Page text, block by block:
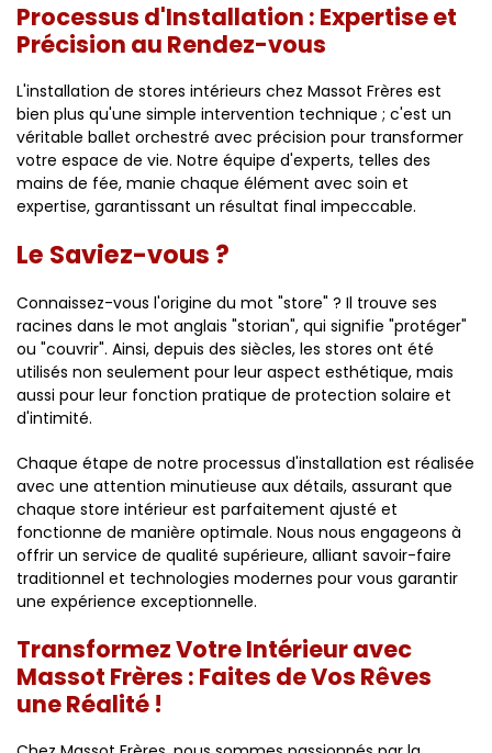
Processus d'Installation : Expertise et
Précision au Rendez-vous
L'installation de stores intérieurs chez Massot Frères est
bien plus qu'une simple intervention technique ; c'est un
véritable ballet orchestré avec précision pour transformer
votre espace de vie. Notre équipe d'experts, telles des
mains de fée, manie chaque élément avec soin et
expertise, garantissant un résultat final impeccable.
Le Saviez-vous ?
Connaissez-vous l'origine du mot "store" ? Il trouve ses
racines dans le mot anglais "storian", qui signifie "protéger"
ou "couvrir". Ainsi, depuis des siècles, les stores ont été
utilisés non seulement pour leur aspect esthétique, mais
aussi pour leur fonction pratique de protection solaire et
d'intimité.
Chaque étape de notre processus d'installation est réalisée
avec une attention minutieuse aux détails, assurant que
chaque store intérieur est parfaitement ajusté et
fonctionne de manière optimale. Nous nous engageons à
offrir un service de qualité supérieure, alliant savoir-faire
traditionnel et technologies modernes pour vous garantir
une expérience exceptionnelle.
Transformez Votre Intérieur avec
Massot Frères : Faites de Vos Rêves
une Réalité !